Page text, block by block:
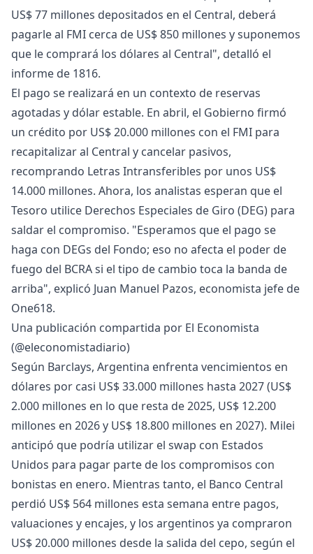
US$ 77 millones depositados en el Central, deberá
pagarle al FMI cerca de US$ 850 millones y suponemos
que le comprará los dólares al Central", detalló el
informe de 1816.
El pago se realizará en un contexto de reservas
agotadas y dólar estable. En abril, el Gobierno firmó
un crédito por US$ 20.000 millones con el FMI para
recapitalizar al Central y cancelar pasivos,
recomprando Letras Intransferibles por unos US$
14.000 millones. Ahora, los analistas esperan que el
Tesoro utilice Derechos Especiales de Giro (DEG) para
saldar el compromiso. "Esperamos que el pago se
haga con DEGs del Fondo; eso no afecta el poder de
fuego del BCRA si el tipo de cambio toca la banda de
arriba", explicó Juan Manuel Pazos, economista jefe de
One618.
Una publicación compartida por El Economista
(@eleconomistadiario)
Según Barclays, Argentina enfrenta vencimientos en
dólares por casi US$ 33.000 millones hasta 2027 (US$
2.000 millones en lo que resta de 2025, US$ 12.200
millones en 2026 y US$ 18.800 millones en 2027). Milei
anticipó que podría utilizar el swap con Estados
Unidos para pagar parte de los compromisos con
bonistas en enero. Mientras tanto, el Banco Central
perdió US$ 564 millones esta semana entre pagos,
valuaciones y encajes, y los argentinos ya compraron
US$ 20.000 millones desde la salida del cepo, según el